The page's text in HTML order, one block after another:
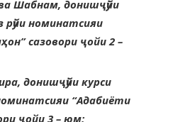
Шабнам, донишҷӯйи
рӯйи номинатсияи
сазовори ҷойи 2 –
донишҷӯйи курси
“Адабиёти
ҷойи 3 – юм;